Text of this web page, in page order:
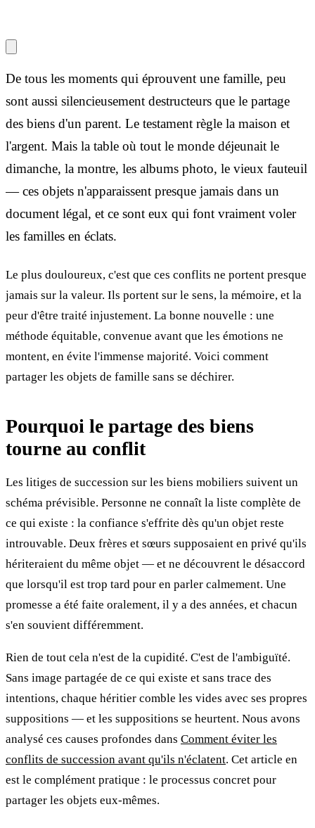
De tous les moments qui éprouvent une famille, peu
sont aussi silencieusement destructeurs que le partage
des biens d'un parent. Le testament règle la maison et
l'argent. Mais la table où tout le monde déjeunait le
dimanche, la montre, les albums photo, le vieux fauteuil
— ces objets n'apparaissent presque jamais dans un
document légal, et ce sont eux qui font vraiment voler
les familles en éclats.
Le plus douloureux, c'est que ces conflits ne portent presque
jamais sur la valeur. Ils portent sur le sens, la mémoire, et la
peur d'être traité injustement. La bonne nouvelle : une
méthode équitable, convenue avant que les émotions ne
montent, en évite l'immense majorité. Voici comment
partager les objets de famille sans se déchirer.
Pourquoi le partage des biens
tourne au conflit
Les litiges de succession sur les biens mobiliers suivent un
schéma prévisible. Personne ne connaît la liste complète de
ce qui existe : la confiance s'effrite dès qu'un objet reste
introuvable. Deux frères et sœurs supposaient en privé qu'ils
hériteraient du même objet — et ne découvrent le désaccord
que lorsqu'il est trop tard pour en parler calmement. Une
promesse a été faite oralement, il y a des années, et chacun
s'en souvient différemment.
Rien de tout cela n'est de la cupidité. C'est de l'ambiguïté.
Sans image partagée de ce qui existe et sans trace des
intentions, chaque héritier comble les vides avec ses propres
suppositions — et les suppositions se heurtent. Nous avons
analysé ces causes profondes dans Comment éviter les
conflits de succession avant qu'ils n'éclatent. Cet article en
est le complément pratique : le processus concret pour
partager les objets eux-mêmes.